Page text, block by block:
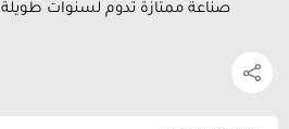
صناعة ممتازة تدوم لسنوات طويلة